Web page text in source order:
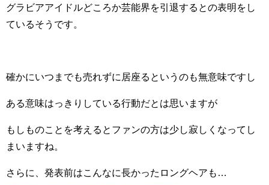
グラビアアイドルどころか芸能界を引退するとの表明をし
ているそうです。
確かにいつまでも売れずに居座るというのも無意味ですし
ある意味はっきりしている行動だとは思いますが
もしものことを考えるとファンの方は少し寂しくなってし
まいますね。
さらに、発表前はこんなに長かったロングヘアも…